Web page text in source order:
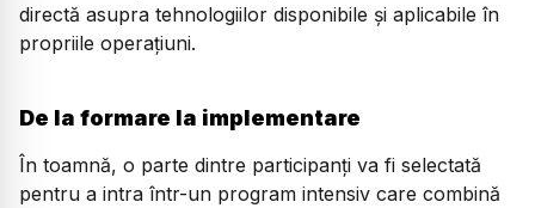
directă asupra tehnologiilor disponibile și aplicabile în
propriile operațiuni.
De la formare la implementare
În toamnă, o parte dintre participanți va fi selectată
pentru a intra într-un program intensiv care combină